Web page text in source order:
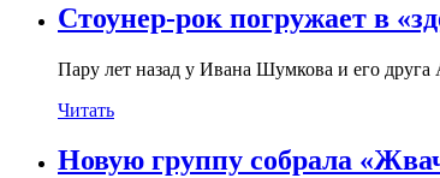
Стоунер-рок погружает в
Пару лет назад у Ивана Шумкова и его друга
Читать
Новую группу собрала